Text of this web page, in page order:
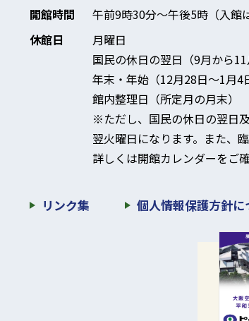
開館時間 午前9時30分～午後5時 （入
休館日
月曜日
国民の休日の翌日（9月から11
年末・年始（12月28日～1月4
館内整理日（所定月の月末）
※ただし、国民の休日の翌日
翌火曜日になります。 また、
詳しくは開館カレンダーをご
リンク集 個人情報保護方針に